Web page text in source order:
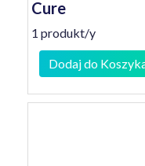
Cure
1 produkt/y
Dodaj do